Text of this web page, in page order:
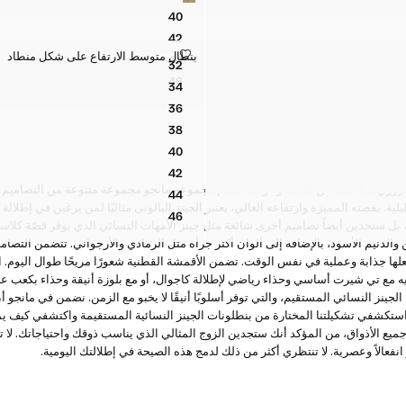
40جينز فضفاض بتفاصيل مسامير معدنية
42جينز فضفاض بتفاصيل مسامير معدنية
44جينز فضفاض بتفاصيل مسامير معدنية
46جينز فضفاض بتفاصيل مسامير معدنية
المقاسات
32بنطال متوسط الارتفاع على شكل
34بنطال متوسط الارتفاع على شكل
36بنطال متوسط الارتفاع على شكل
38بنطال متوسط الارتفاع على شكل
40بنطال متوسط الارتفاع على شكل
42بنطال متوسط الارتفاع على شكل
44بنطال متوسط الارتفاع على شكل
46بنطال متوسط الارتفاع على شكل
بنطال متوسط الارتفاع على شكل منطاد
بنطال متوسط الارتفاع على شكل منطاد
السعر الحالي [OMR ١٩٫٩٠ ]
OMR ١٩٫٩٠
ضروري للباحثات عن الأناقة والراحة. تقدم مجموعة مانجو مجموعة متنوعة من
بقصته المميزة وارتفاعه العالي، يعتبر الجينز البالوني مثاليًا لمن يرغبن في
بل ستجدين أيضاً تصاميم أخرى شائعة مثل جينز الأمهات النسائي الذي يوفر قصّة
والدنيم الأسود، بالإضافة إلى ألوان أكثر جرأة مثل الرمادي والأرجواني. تتضمن
جذابة وعملية في نفس الوقت. تضمن الأقمشة القطنية شعورًا مريحًا طوال اليوم.
مع تي شيرت أساسي وحذاء رياضي لإطلالة كاجوال، أو مع بلوزة أنيقة وحذاء بكعب
النسائي المستقيم، والتي توفر أسلوبًا أنيقًا لا يخبو مع الزمن. نضمن في
استكشفي تشكيلتنا المختارة من بنطلونات الجينز النسائية المستقيمة واكتشفي كيف
الأذواق، من المؤكد أنك ستجدين الزوج المثالي الذي يناسب ذوقك واحتياجاتك.
وعصرية. لا تنتظري أكثر من ذلك لدمج هذه الصيحة في إطلالتك اليومية.